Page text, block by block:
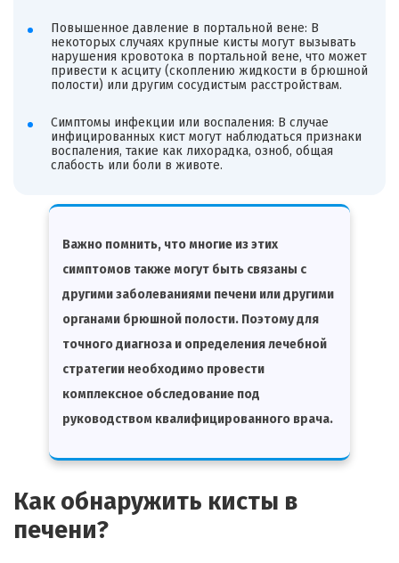
Повышенное давление в портальной вене: В
некоторых случаях крупные кисты могут вызывать
нарушения кровотока в портальной вене, что может
привести к асциту (скоплению жидкости в брюшной
полости) или другим сосудистым расстройствам.
Симптомы инфекции или воспаления: В случае
инфицированных кист могут наблюдаться признаки
воспаления, такие как лихорадка, озноб, общая
слабость или боли в животе.
Важно помнить, что многие из этих
симптомов также могут быть связаны с
другими заболеваниями печени или другими
органами брюшной полости. Поэтому для
точного диагноза и определения лечебной
стратегии необходимо провести
комплексное обследование под
руководством квалифицированного врача.
Как обнаружить кисты в
печени?